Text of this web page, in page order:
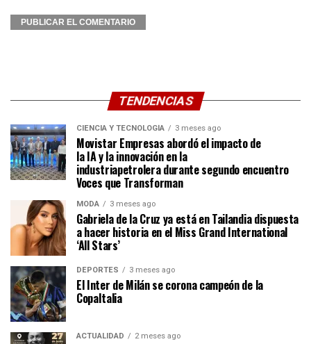
TENDENCIAS
CIENCIA Y TECNOLOGÍA 3 meses ago
Movistar Empresas abordó el impacto de
la IA y la innovación en la
industriapetrolera durante segundo encuentro
Voces que Transforman
MODA 3 meses ago
Gabriela de la Cruz ya está en Tailandia dispuesta
a hacer historia en el Miss Grand International
‘All Stars’
DEPORTES 3 meses ago
El Inter de Milán se corona campeón de la
CopaItalia
ACTUALIDAD 2 meses ago